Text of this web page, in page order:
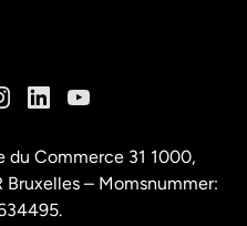
du Commerce 31 1000,
Bruxelles – Momsnummer: